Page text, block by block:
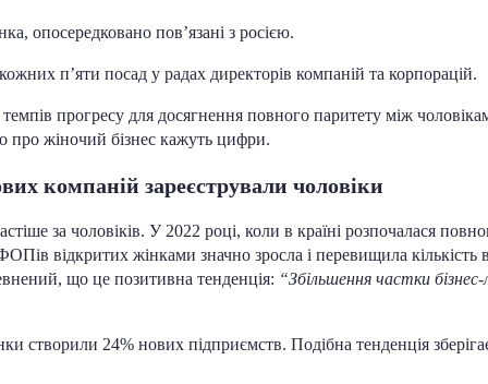
опосередковано пов’язані з росією.
п’яти посад у радах директорів компаній та корпорацій.
прогресу для досягнення повного паритету між
про жіночий бізнес кажуть цифри.
компаній зареєстрували чоловіки
за чоловіків. У 2022 році, коли в країні розпочалася
відкритих жінками значно зросла і перевищила
що це позитивна тенденція: “Збільшення частки
24% нових підприємств. Подібна тенденція